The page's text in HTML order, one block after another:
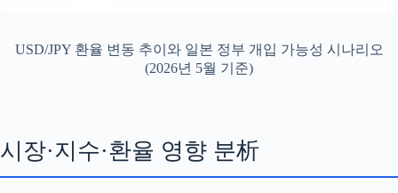
USD/JPY 환율 변동 추이와 일본 정부 개입 가능성 시나리오
(2026년 5월 기준)
시장·지수·환율 영향 분析